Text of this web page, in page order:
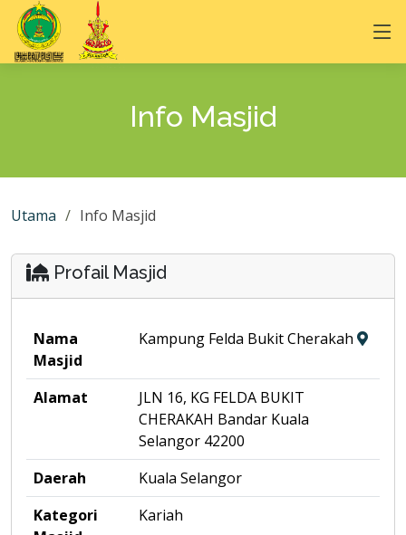
Info Masjid
Utama Info Masjid
Profail Masjid
Nama
Masjid
Kampung Felda Bukit Cherakah
Alamat
JLN 16, KG FELDA BUKIT
CHERAKAH Bandar Kuala
Selangor 42200
Daerah
Kuala Selangor
Kategori
Kariah